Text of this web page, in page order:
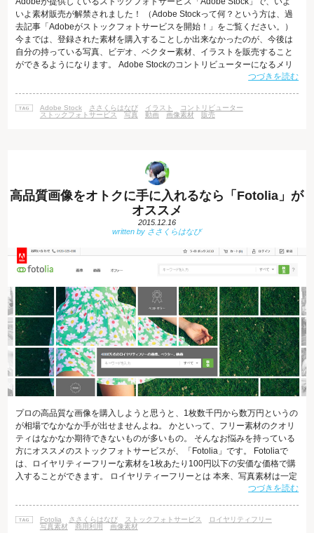
いよ素材販売が解禁されました！ （Adobe Stockって何？という方は、過
去記事「Adobeがストックフォトサービスを開始！」をご覧ください。）
今までは、登録された素材を購入することしか出来なかったのが、今後は
自分の持っている写真、ビデオ、ベクター素材、イラストを販売すること
ができるようになります。 Adobe Stockのコントリビューターになるメリ
ット 素材を販売できるストックフォトサービスは他にもたくさんあります
いるため、たくさんのユーザーにアプローチをす
つづきを読む
Adobe Stock ささくらはなび イラスト
コントリビューター
ストックフォトサービス
写真 動画 画像素材 販売
高品質画像をオトクに手に入れるなら「Fotolia」が
オススメ
2015.12.16
プロの高品質な画像を購入しようと思うと、1枚数千円から数万円というの
が相場でなかなか手が出せませんよね。 かといって、フリー素材のクオリ
ティはなかなか期待できないものが多いもの。 そんなお悩みを持っている
方にオススメのストックフォトサービスが、「Fotolia」です。 Fotoliaで
は、ロイヤリティーフリーな素材を1枚あたり100円以下の安価な価格で購
入することができます。 ロイヤリティーフリーとは 本来、写真素材は一定
期間ごとにロイヤリティー（使用料）を支払わなければなりません。 つま
を支払わなければ使い続けることができないのです。 それに対し、ロイヤ
リティーフリーの画像であれば、初めに利用する権利を購入すればその後
つづきを読む
Fotolia ささくらはなび ストックフォトサービス
ロイヤリティフリー
写真素材
商用利用 画像素材